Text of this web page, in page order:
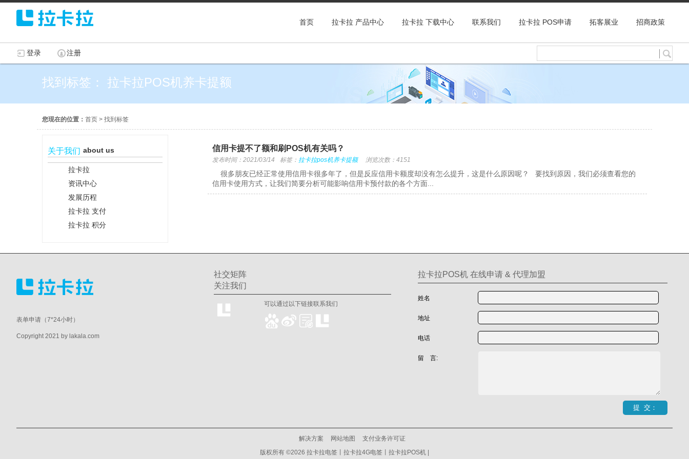
首页 拉卡拉 产品中心 拉卡拉 下载中心 联系我们 拉卡拉 POS申请 拓客展业 招商政策
登录 注册
找到标签： 拉卡拉POS机养卡提额
您现在的位置： 首页 > 找到标签
关于我们 about us
拉卡拉
资讯中心
发展历程
拉卡拉 支付
拉卡拉 积分
信用卡提不了额和刷POS机有关吗？
发布时间：2021/03/14 标签： 拉卡拉pos机养卡提额 浏览次数：4151
很多朋友已经正常使用信用卡很多年了，但是反应信用卡额度却没有怎么提升，这是什么原因呢？ 要找到原因，我们必须查看您的
信用卡使用方式，让我们简要分析可能影响信用卡预付款的各个方面...
表单申请（7*24小时）
Copyright 2021 by lakala.com
社交矩阵
关注我们
可以通过以下链接联系我们
拉卡拉POS机 在线申请 & 代理加盟
姓名
地址
电话
留 言:
解决方案 网站地图
支付业务许可证
版权所有 ©2026 拉卡拉电签丨拉卡拉4G电签丨拉卡拉POS机 |